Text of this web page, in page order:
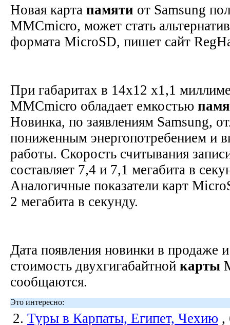
Новая карта памяти от Samsung
MMCmicro, может стать
формата MicroSD, пишет сайт
При габаритах в 14x12 x1,1
MMCmicro обладает емкостью
Новинка, по заявлениям Samsung,
пониженным энергопотребением и
работы. Скорость считывания
составляет 7,4 и 7,1 мегабита в
Аналогичные показатели карт
2 мегабита в секунду.
Дата появления новинки в продаже
стоимость двухгигабайтной карты
сообщаются.
Это интересно:
2. Туры в Карпаты, Египет, Чехию ,